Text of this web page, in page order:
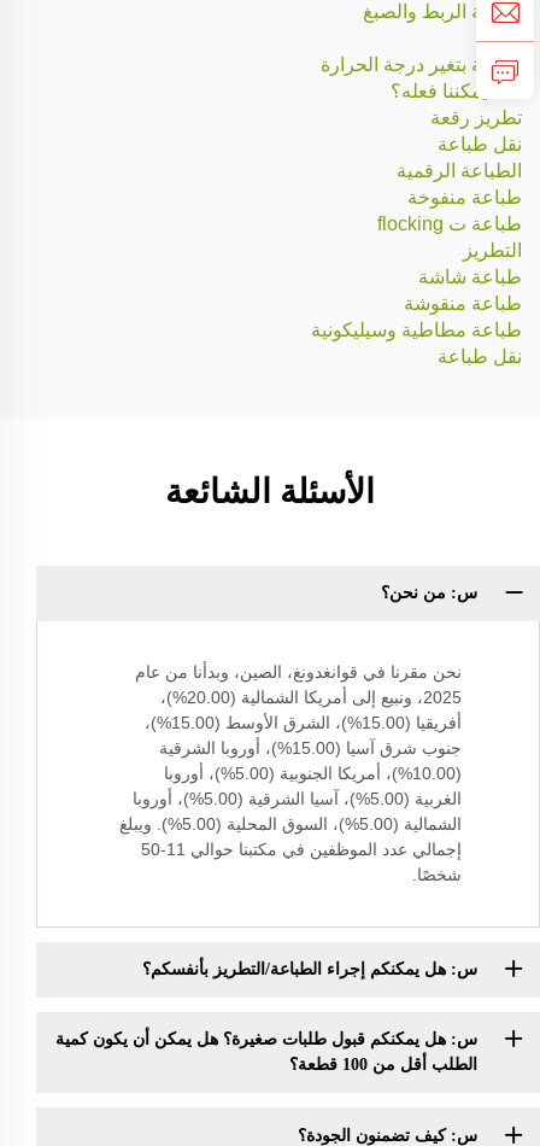
طباعة الربط والصبغ
غسيل
طباعة بتغير درجة الحرارة
ماذا يمكننا فعله؟
تطريز رقعة
نقل طباعة
الطباعة الرقمية
طباعة منفوخة
طباعة ت flocking
التطريز
طباعة شاشة
طباعة منقوشة
طباعة مطاطية وسيليكونية
نقل طباعة
الأسئلة الشائعة
س: من نحن؟
نحن مقرنا في قوانغدونغ، الصين، وبدأنا من عام
2025، ونبيع إلى أمريكا الشمالية (20.00%)،
أفريقيا (15.00%)، الشرق الأوسط (15.00%)،
جنوب شرق آسيا (15.00%)، أوروبا الشرقية
(10.00%)، أمريكا الجنوبية (5.00%)، أوروبا
الغربية (5.00%)، آسيا الشرقية (5.00%)، أوروبا
الشمالية (5.00%)، السوق المحلية (5.00%). ويبلغ
إجمالي عدد الموظفين في مكتبنا حوالي 11-50
شخصًا.
س: هل يمكنكم إجراء الطباعة/التطريز بأنفسكم؟
س: هل يمكنكم قبول طلبات صغيرة؟ هل يمكن أن يكون كمية
الطلب أقل من 100 قطعة؟
س: كيف تضمنون الجودة؟